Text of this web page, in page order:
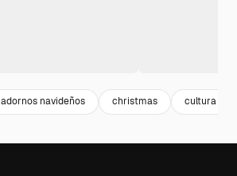
adornos navideños christmas cultura